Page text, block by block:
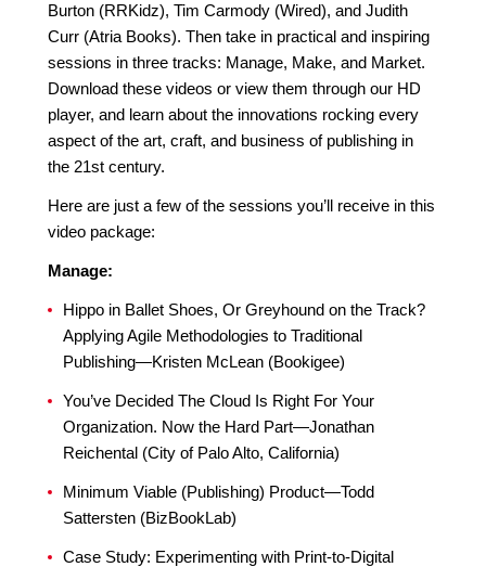
Burton (RRKidz), Tim Carmody (Wired), and Judith
Curr (Atria Books). Then take in practical and inspiring
sessions in three tracks: Manage, Make, and Market.
Download these videos or view them through our HD
player, and learn about the innovations rocking every
aspect of the art, craft, and business of publishing in
the 21st century.
Here are just a few of the sessions you’ll receive in this
video package:
Manage:
Hippo in Ballet Shoes, Or Greyhound on the Track?
Applying Agile Methodologies to Traditional
Publishing—Kristen McLean (Bookigee)
You’ve Decided The Cloud Is Right For Your
Organization. Now the Hard Part—Jonathan
Reichental (City of Palo Alto, California)
Minimum Viable (Publishing) Product—Todd
Sattersten (BizBookLab)
Case Study: Experimenting with Print-to-Digital